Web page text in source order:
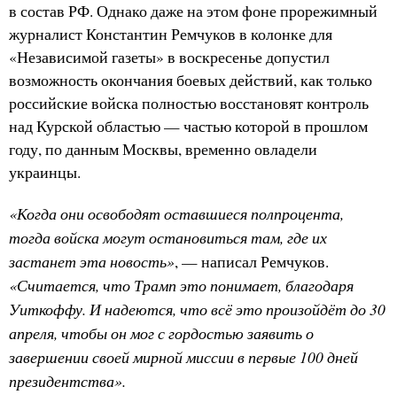
в состав РФ. Однако даже на этом фоне прорежимный
журналист Константин Ремчуков в колонке для
«Независимой газеты» в воскресенье допустил
возможность окончания боевых действий, как только
российские войска полностью восстановят контроль
над Курской областью — частью которой в прошлом
году, по данным Москвы, временно овладели
украинцы.
«Когда они освободят оставшиеся полпроцента,
тогда войска могут остановиться там, где их
застанет эта новость», — написал Ремчуков.
«Считается, что Трамп это понимает, благодаря
Уиткоффу. И надеются, что всё это произойдёт до 30
апреля, чтобы он мог с гордостью заявить о
завершении своей мирной миссии в первые 100 дней
президентства».